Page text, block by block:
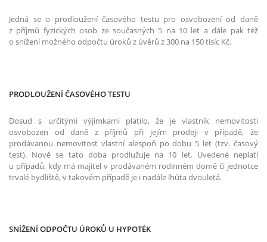
Jedná se o prodloužení časového testu pro osvobození od daně
z příjmů fyzických osob ze současných 5 na 10 let a dále pak též
o snížení možného odpočtu úroků z úvěrů z 300 na 150 tisíc Kč.
PRODLOUŽENÍ ČASOVÉHO TESTU
Dosud s určitými výjimkami platilo, že je vlastník nemovitosti
osvobozen od daně z příjmů při jejím prodeji v případě, že
prodávanou nemovitost vlastní alespoň po dobu 5 let (tzv. časový
test). Nově se tato doba prodlužuje na 10 let. Uvedené neplatí
u případů, kdy má majitel v prodávaném rodinném domě či jednotce
trvalé bydliště, v takovém případě je i nadále lhůta dvouletá.
SNÍŽENÍ ODPOČTU ÚROKŮ U HYPOTÉK